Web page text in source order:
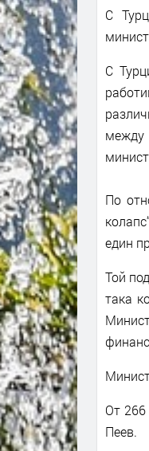
С
С
между
По
един
Той
така
От 266
Пеев.